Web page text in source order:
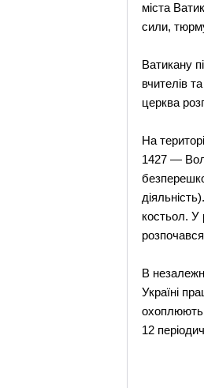
міста
сили,
Ватикану
вчителів
церква
На
1427 —
костьол. У
В
Україні
охоплюють
12